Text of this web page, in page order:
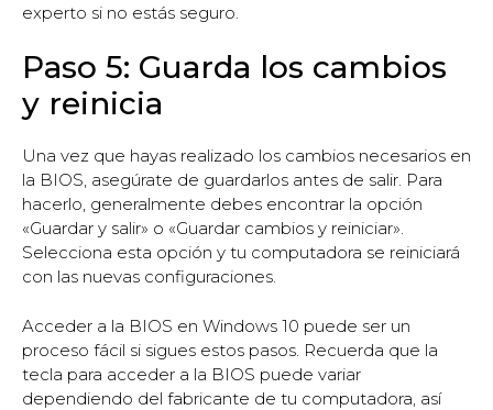
experto si no estás seguro.
Paso 5: Guarda los cambios
y reinicia
Una vez que hayas realizado los cambios necesarios en
la BIOS, asegúrate de guardarlos antes de salir. Para
hacerlo, generalmente debes encontrar la opción
«Guardar y salir» o «Guardar cambios y reiniciar».
Selecciona esta opción y tu computadora se reiniciará
con las nuevas configuraciones.
Acceder a la BIOS en Windows 10 puede ser un
proceso fácil si sigues estos pasos. Recuerda que la
tecla para acceder a la BIOS puede variar
dependiendo del fabricante de tu computadora, así